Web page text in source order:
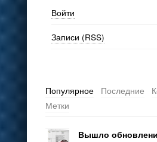
Войти
Записи (RSS)
Популярное Последние
Метки
Вышло